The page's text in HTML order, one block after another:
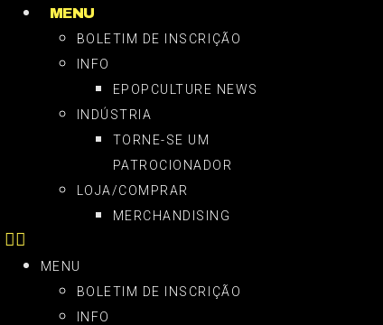
MENU
BOLETIM DE INSCRIÇÃO
INFO
EPOPCULTURE NEWS
INDÚSTRIA
TORNE-SE UM
PATROCIONADOR
LOJA/COMPRAR
MERCHANDISING
MENU
BOLETIM DE INSCRIÇÃO
INFO